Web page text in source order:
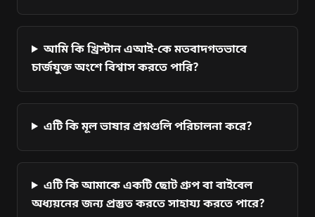
আমি কি খ্রিস্টান এআই-কে মতবাদগতভাবে
চার্জযুক্ত অংশে বিশ্বাস করতে পারি?
এটি কি মূল ভাষার প্রশ্নগুলি পরিচালনা করে?
এটি কি আমাকে একটি ছোট গ্রুপ বা বাইবেল
অধ্যয়নের জন্য প্রস্তুত করতে সাহায্য করতে পারে?